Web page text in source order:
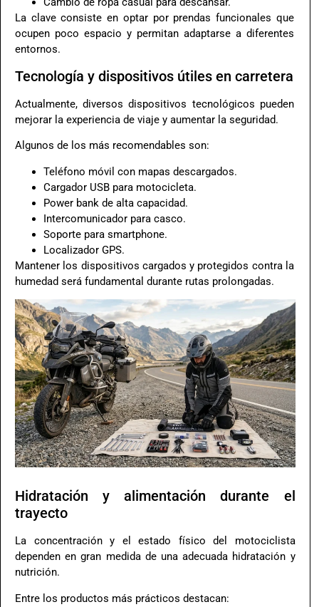
La clave consiste en optar por prendas funcionales que
ocupen poco espacio y permitan adaptarse a diferentes
entornos.
Tecnología y dispositivos útiles en carretera
Actualmente, diversos dispositivos tecnológicos pueden
mejorar la experiencia de viaje y aumentar la seguridad.
Algunos de los más recomendables son:
Teléfono móvil con mapas descargados.
Cargador USB para motocicleta.
Power bank de alta capacidad.
Intercomunicador para casco.
Soporte para smartphone.
Localizador GPS.
Mantener los dispositivos cargados y protegidos contra la
humedad será fundamental durante rutas prolongadas.
Hidratación y alimentación durante el
trayecto
La concentración y el estado físico del motociclista
dependen en gran medida de una adecuada hidratación y
nutrición.
Entre los productos más prácticos destacan: